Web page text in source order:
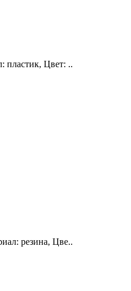
пластик, Цвет: ..
резина, Цве..